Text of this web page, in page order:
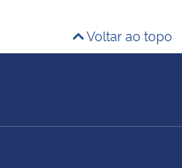
Voltar ao topo